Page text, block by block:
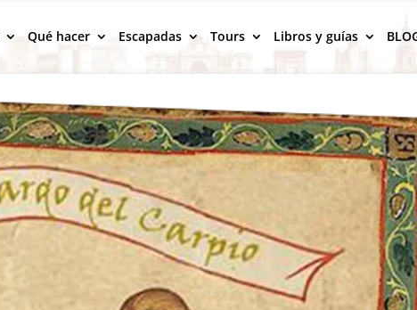
Qué hacer Escapadas Tours Libros y guías